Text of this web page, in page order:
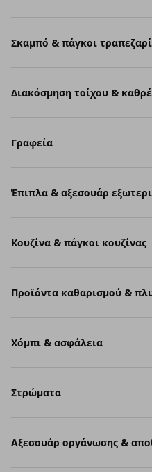
Σκαμπό & πάγκοι
Διακόσμηση τοίχου &
Γραφεία
Έπιπλα & αξεσουάρ
Κουζίνα & πάγκοι κουζίνας
Προϊόντα καθαρισμού &
Χόμπι & ασφάλεια
Στρώματα
Aξεσουάρ οργάνωσης &